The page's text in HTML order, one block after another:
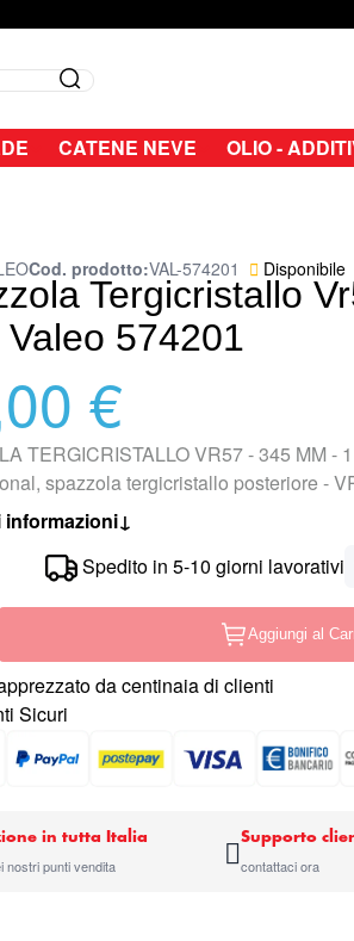
Search
CATENE NEVE OLIO -
Tergicristallo
Valeo 574201
Disponibile
Cod. prodotto VAL-574201
€
TERGICRISTALLO VR57 - 345 MM -
spazzola tergicristallo posteriore -
informazioni↓
Spedito in 5-10 giorni lavorativi
Aggiungi al
da centinaia di clienti
Sicuri
in tutta Italia
nostri punti vendita
Supporto
contattaci ora